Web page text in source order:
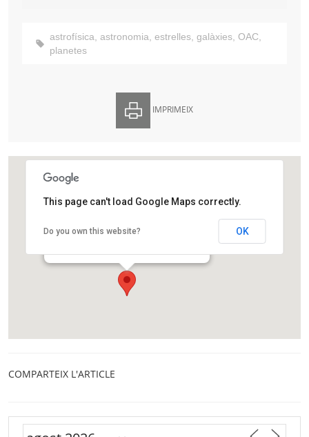
astrofísica, astronomia, estrelles, galàxies, OAC,
planetes
IMPRIMEIX
Observatori Astronòmic de Castelltallat
Castelltallat
This page can't load Google Maps correctly.
Do you own this website? OK
COMPARTEIX L'ARTICLE